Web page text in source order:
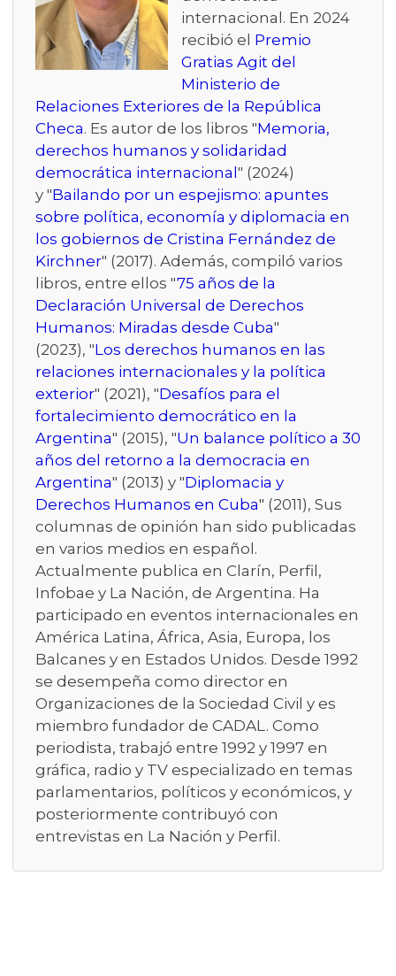
internacional. En 2024
recibió el Premio
Gratias Agit del
Ministerio de
Relaciones Exteriores de la República
Checa. Es autor de los libros "Memoria,
derechos humanos y solidaridad
democrática internacional " (2024)
y "Bailando por un espejismo: apuntes
sobre política, economía y diplomacia en
los gobiernos de Cristina Fernández de
Kirchner" (2017). Además, compiló varios
libros, entre ellos "75 años de la
Declaración Universal de Derechos
Humanos: Miradas desde Cuba"
(2023), "Los derechos humanos en las
relaciones internacionales y la política
exterior" (2021), "Desafíos para el
fortalecimiento democrático en la
Argentina" (2015), "Un balance político a 30
años del retorno a la democracia en
Argentina" (2013) y "Diplomacia y
Derechos Humanos en Cuba" (2011), Sus
columnas de opinión han sido publicadas
en varios medios en español.
Actualmente publica en Clarín, Perfil,
Infobae y La Nación, de Argentina. Ha
participado en eventos internacionales en
América Latina, África, Asia, Europa, los
Balcanes y en Estados Unidos. Desde 1992
se desempeña como director en
Organizaciones de la Sociedad Civil y es
miembro fundador de CADAL. Como
periodista, trabajó entre 1992 y 1997 en
gráfica, radio y TV especializado en temas
parlamentarios, políticos y económicos, y
posteriormente contribuyó con
entrevistas en La Nación y Perfil.